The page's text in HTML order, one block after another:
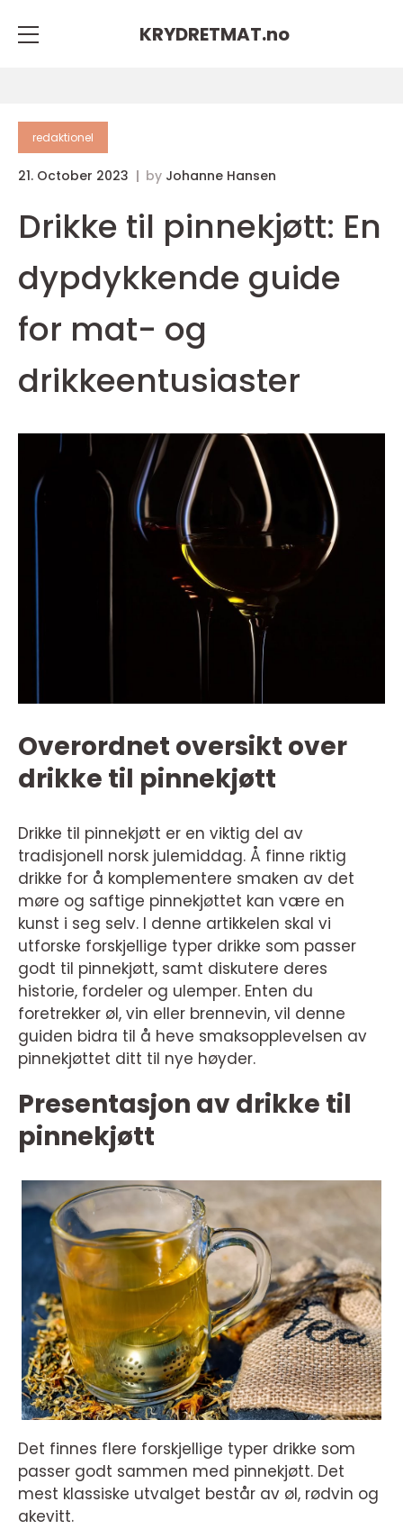
KRYDRETMAT.no
redaktionel
21. October 2023 by Johanne Hansen
Drikke til pinnekjøtt: En
dypdykkende guide
for mat- og
drikkeentusiaster
Overordnet oversikt over
drikke til pinnekjøtt
Drikke til pinnekjøtt er en viktig del av
tradisjonell norsk julemiddag. Å finne riktig
drikke for å komplementere smaken av det
møre og saftige pinnekjøttet kan være en
kunst i seg selv. I denne artikkelen skal vi
utforske forskjellige typer drikke som passer
godt til pinnekjøtt, samt diskutere deres
historie, fordeler og ulemper. Enten du
foretrekker øl, vin eller brennevin, vil denne
guiden bidra til å heve smaksopplevelsen av
pinnekjøttet ditt til nye høyder.
Presentasjon av drikke til
pinnekjøtt
Det finnes flere forskjellige typer drikke som
passer godt sammen med pinnekjøtt. Det
mest klassiske utvalget består av øl, rødvin og
akevitt.